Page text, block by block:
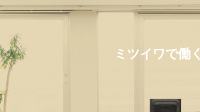
ミツイワで働く